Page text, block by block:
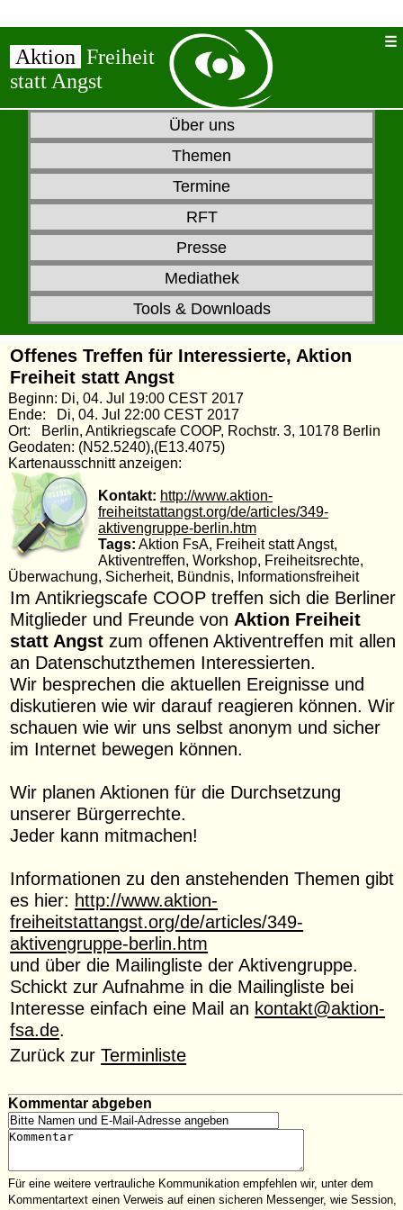
Aktion Freiheit
statt Angst
Über uns
Themen
Termine
RFT
Presse
Mediathek
Tools & Downloads
Offenes Treffen für Interessierte, Aktion
Freiheit statt Angst
Beginn: Di, 04. Jul 19:00 CEST 2017
Ende: Di, 04. Jul 22:00 CEST 2017
Ort: Berlin, Antikriegscafe COOP, Rochstr. 3, 10178 Berlin
Geodaten: (N52.5240),(E13.4075)
Kartenausschnitt anzeigen:
Kontakt: http://www.aktion-
freiheitstattangst.org/de/articles/349-
aktivengruppe-berlin.htm
Tags: Aktion FsA, Freiheit statt Angst,
Aktiventreffen, Workshop, Freiheitsrechte,
Überwachung, Sicherheit, Bündnis, Informationsfreiheit
Im Antikriegscafe COOP treffen sich die Berliner
Mitglieder und Freunde von Aktion Freiheit
statt Angst zum offenen Aktiventreffen mit allen
an Datenschutzthemen Interessierten.
Wir besprechen die aktuellen Ereignisse und
diskutieren wie wir darauf reagieren können. Wir
schauen wie wir uns selbst anonym und sicher
im Internet bewegen können.
Wir planen Aktionen für die Durchsetzung
unserer Bürgerrechte.
Jeder kann mitmachen!
Informationen zu den anstehenden Themen gibt
es hier: http://www.aktion-
freiheitstattangst.org/de/articles/349-
aktivengruppe-berlin.htm
und über die Mailingliste der Aktivengruppe.
Schickt zur Aufnahme in die Mailingliste bei
Interesse einfach eine Mail an kontakt@aktion-
fsa.de.
Zurück zurTerminliste
Kommentar abgeben
Für eine weitere vertrauliche Kommunikation empfehlen wir, unter dem
Kommentartext einen Verweis auf einen sicheren Messenger, wie Session,